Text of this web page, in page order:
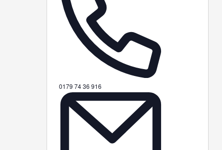
Telefon
0179 74 36 916